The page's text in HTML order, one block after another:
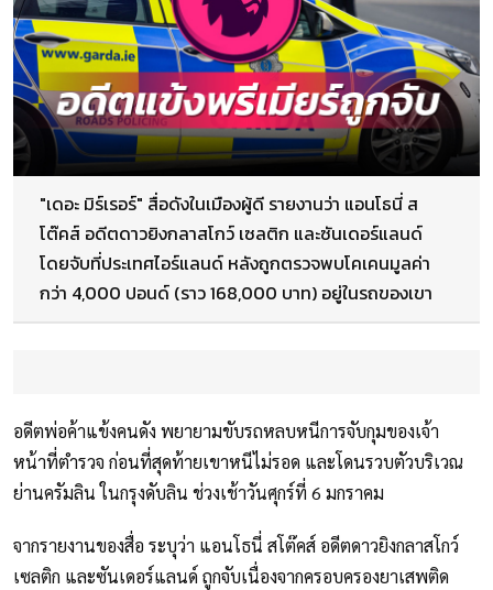
"เดอะ มิร์เรอร์" สื่อดังในเมืองผู้ดี รายงานว่า แอนโธนี่ ส
โต๊คส์ อดีตดาวยิงกลาสโกว์ เซลติก และซันเดอร์แลนด์
โดยจับที่ประเทศไอร์แลนด์ หลังถูกตรวจพบโคเคนมูลค่า
กว่า 4,000 ปอนด์ (ราว 168,000 บาท) อยู่ในรถของเขา
อดีตพ่อค้าแข้งคนดัง พยายามขับรถหลบหนีการจับกุมของเจ้า
หน้าที่ตำรวจ ก่อนที่สุดท้ายเขาหนีไม่รอด และโดนรวบตัวบริเวณ
ย่านครัมลิน ในกรุงดับลิน ช่วงเช้าวันศุกร์ที่ 6 มกราคม
จากรายงานของสื่อ ระบุว่า แอนโธนี่ สโต๊คส์ อดีตดาวยิงกลาสโกว์
เซลติก และซันเดอร์แลนด์ ถูกจับเนื่องจากครอบครองยาเสพติด